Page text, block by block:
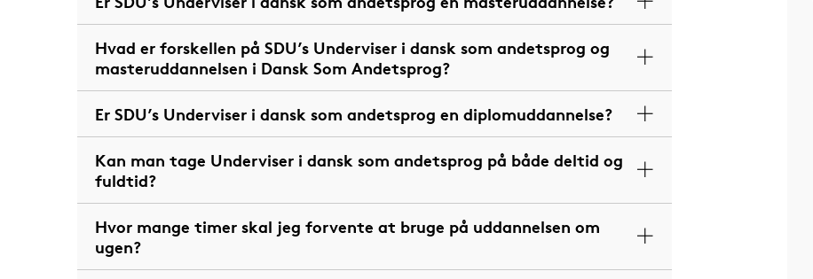
Hvad er forskellen på SDU’s Underviser i dansk som andetsprog og
masteruddannelsen i Dansk Som Andetsprog?
Er SDU’s Underviser i dansk som andetsprog en diplomuddannelse?
Kan man tage Underviser i dansk som andetsprog på både deltid og
fuldtid?
Hvor mange timer skal jeg forvente at bruge på uddannelsen om
ugen?